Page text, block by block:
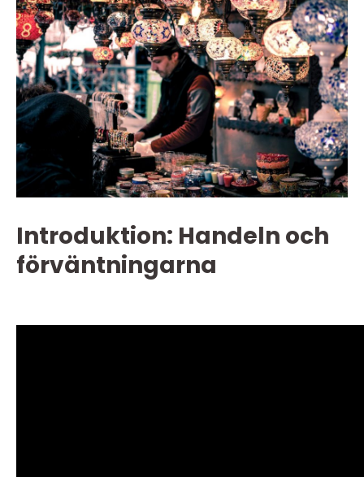
Introduktion: Handeln och
förväntningarna